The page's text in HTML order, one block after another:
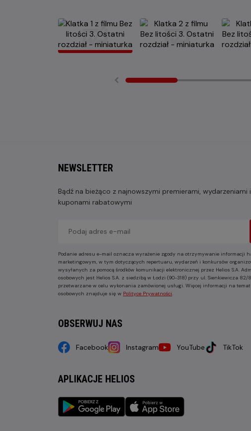
NEWSLETTER
Bądź na bieżąco z najnowszymi premierami,
kuponami rabatowymi
Podanie adresu e-mail oznacza wyrażenie zgody na otrzymywanie informacji
marketingowym, w tym dotyczących repertuaru, wydarzeń i konkursów
wysyłanych za pomocą środków komunikacji elektronicznej przez Helios S.A.
osobowych jest Helios S.A. z siedzibą w Łodzi (90-318) przy ul. Sienkiewicza
przetwarzane w celu wykonania zamówionej usługi. Więcej informacji na
osobowych znajduje się w Polityce Prywatności.
OBSERWUJ NAS
Facebook Instagram YouTube TikTok
APLIKACJE HELIOS